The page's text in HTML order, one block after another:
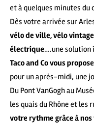
et à quelques minutes du
Dès votre arrivée sur
vélo de ville, vélo vintage
électrique….une solution
Taco and Co vous
pour un après-midi, une
Du Pont VanGogh au
les quais du Rhône et les
votre rythme grâce à